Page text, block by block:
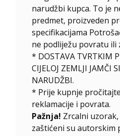
narudžbi kupca. To je
predmet, proizveden
specifikacijama
ne podliježu povratu ili
* DOSTAVA TVRTKIM
CIJELOJ ZEMLJI JAMČI
NARUDŽBI.
* Prije kupnje
reklamacije i povrata.
Pažnja! Zrcalni
zaštićeni su autorskim